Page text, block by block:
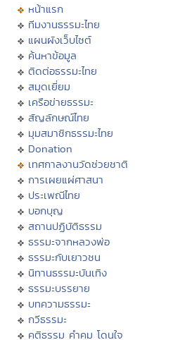
หน้าแรก
ทีมงานธรรมะไทย
แผนผังเว็บไซต์
ค้นหาข้อมูล
ติดต่อธรรมะไทย
สมุดเยี่ยม
เครือข่ายธรรมะ
สัญลักษณ์ไทย
มุมสมาชิกธรรมะไทย
Donation
เทศกาลงานวัดช่วยชาติ
การเผยแผ่ศาสนา
ประเพณีไทย
บอกบุญ
สถานปฏิบัติธรรม
ธรรมะจากหลวงพ่อ
ธรรมะกับเยาวชน
นิทานธรรมะบันเทิง
ธรรมะบรรยาย
บทความธรรมะ
กวีธรรมะ
คติธรรม คำคม โดนใจ